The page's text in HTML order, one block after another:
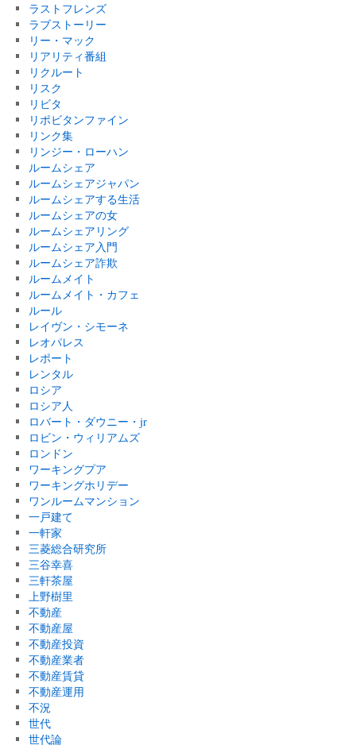
ラストフレンズ
ラブストーリー
リー・マック
リアリティ番組
リクルート
リスク
リビタ
リポビタンファイン
リンク集
リンジー・ローハン
ルームシェア
ルームシェアジャパン
ルームシェアする生活
ルームシェアの女
ルームシェアリング
ルームシェア入門
ルームシェア詐欺
ルームメイト
ルームメイト・カフェ
ルール
レイヴン・シモーネ
レオパレス
レポート
レンタル
ロシア
ロシア人
ロバート・ダウニー・jr
ロビン・ウィリアムズ
ロンドン
ワーキングプア
ワーキングホリデー
ワンルームマンション
一戸建て
一軒家
三菱総合研究所
三谷幸喜
三軒茶屋
上野樹里
不動産
不動産屋
不動産投資
不動産業者
不動産賃貸
不動産運用
不況
世代
世代論